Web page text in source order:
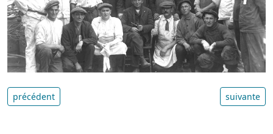
précédent suivante